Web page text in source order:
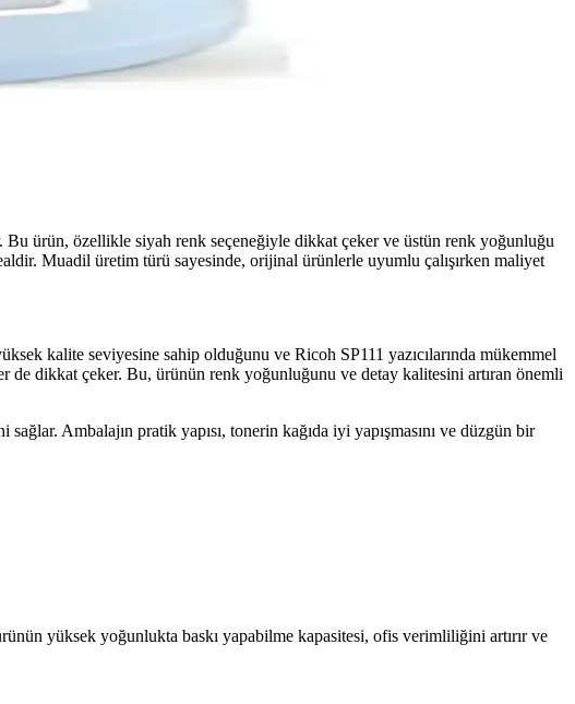
Bu ürün, özellikle siyah renk seçeneğiyle dikkat çeker ve üstün renk yoğunluğu
Muadil üretim türü sayesinde, orijinal ürünlerle uyumlu çalışırken maliyet
kalite seviyesine sahip olduğunu ve Ricoh SP111 yazıcılarında mükemmel
de dikkat çeker. Bu, ürünün renk yoğunluğunu ve detay kalitesini artıran önemli
Ambalajın pratik yapısı, tonerin kağıda iyi yapışmasını ve düzgün bir
yüksek yoğunlukta baskı yapabilme kapasitesi, ofis verimliliğini artırır ve